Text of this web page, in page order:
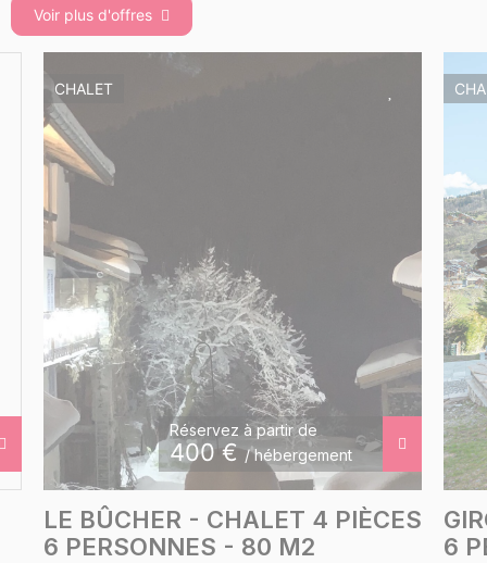
Voir plus d'offres
CHALET
LE BÛCHER - CHALET 4 PIÈCES
6 PERSONNES - 80 M2
Réservez à partir de
400€/ hébergement
6